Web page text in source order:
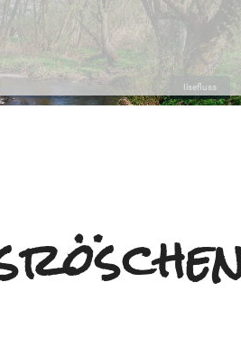
Ilsefluss